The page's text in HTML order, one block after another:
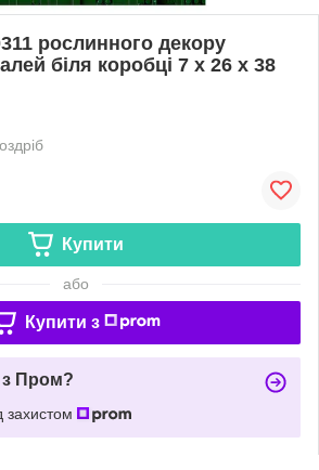
рослинного декору
біля коробці 7 x 26 x 38
Купити
або
Купити з
з Пром?
захистом